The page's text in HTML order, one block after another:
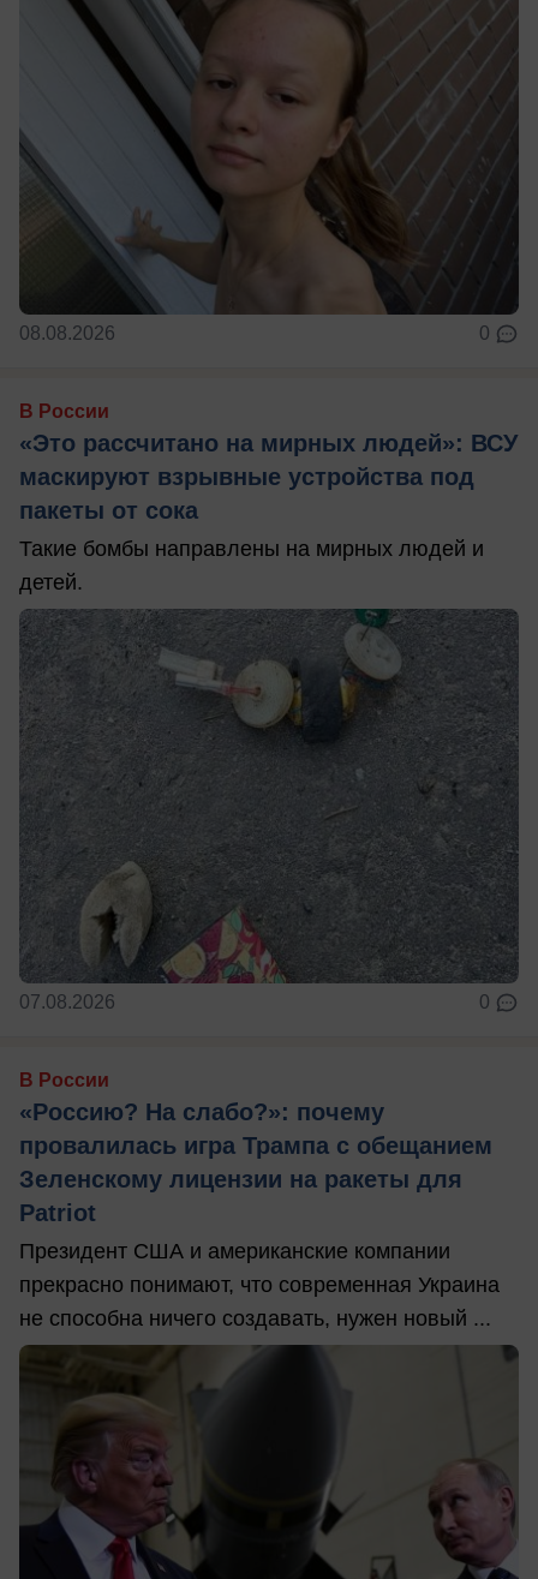
08.08.2026 0
В России
«Это рассчитано на мирных людей»: ВСУ
маскируют взрывные устройства под
пакеты от сока
Такие бомбы направлены на мирных людей и
детей.
07.08.2026 0
В России
«Россию? На слабо?»: почему
провалилась игра Трампа с обещанием
Зеленскому лицензии на ракеты для
Patriot
Президент США и американские компании
прекрасно понимают, что современная Украина
не способна ничего создавать, нужен новый ...